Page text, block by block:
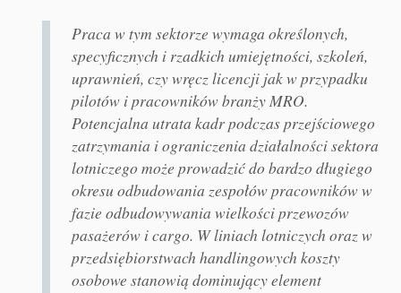
Praca w tym sektorze wymaga określonych,
specyficznych i rzadkich umiejętności, szkoleń,
uprawnień, czy wręcz licencji jak w przypadku
pilotów i pracowników branży MRO.
Potencjalna utrata kadr podczas przejściowego
zatrzymania i ograniczenia działalności sektora
lotniczego może prowadzić do bardzo długiego
okresu odbudowania zespołów pracowników w
fazie odbudowywania wielkości przewozów
pasażerów i cargo. W liniach lotniczych oraz w
przedsiębiorstwach handlingowych koszty
osobowe stanowią dominujący element